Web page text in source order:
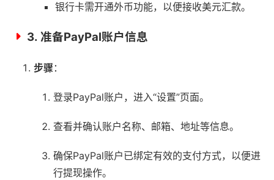
银行卡需开通外币功能，以便接收美元汇款。
3. 准备PayPal账户信息
步骤 ：
登录PayPal账户，进入“设置”页面。
查看并确认账户名称、邮箱、地址等信息。
确保PayPal账户已绑定有效的支付方式，以便进
行提现操作。